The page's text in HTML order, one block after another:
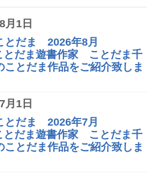
月1日
とだま 2026年8月
とだま遊書作家 ことだま千
ことだま作品をご紹介致しま
月1日
とだま 2026年7月
とだま遊書作家 ことだま千
ことだま作品をご紹介致しま